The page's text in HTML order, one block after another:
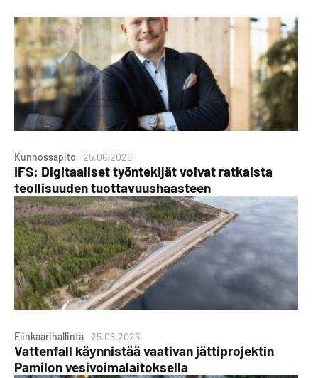
Kunnossapito 25.06.2026
IFS: Digitaaliset työntekijät voivat ratkaista
teollisuuden tuottavuushaasteen
Elinkaarihallinta 25.06.2026
Vattenfall käynnistää vaativan jättiprojektin
Pamilon vesivoimalaitoksella